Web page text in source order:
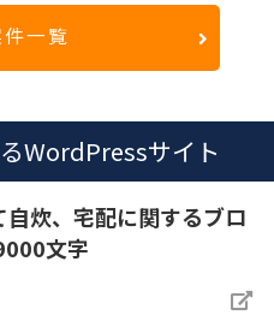
一覧
WordPressサイト
自炊、宅配に関するブロ
文字